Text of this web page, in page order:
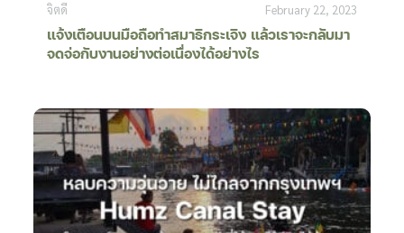
จิตดี
แจ้งเตือนบนมือถือทำสมาธิกระเจิง แล้วเราจะกลับมา
จดจ่อกับงานอย่างต่อเนื่องได้อย่างไร
February 22, 2023